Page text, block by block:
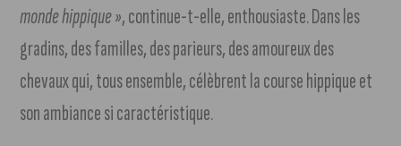
monde hippique », continue-t-elle, enthousiaste. Dans les
gradins, des familles, des parieurs, des amoureux des
chevaux qui, tous ensemble, célèbrent la course hippique et
son ambiance si caractéristique.